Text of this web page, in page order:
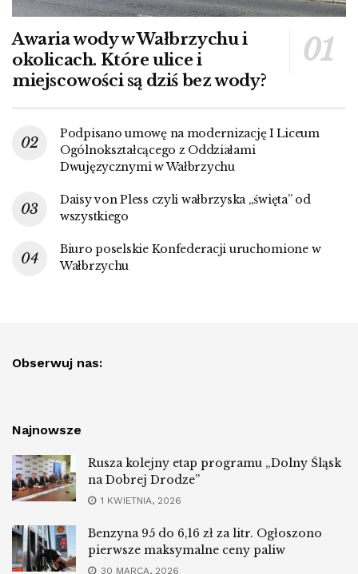
Awaria wody w Wałbrzychu i
okolicach. Które ulice i
miejscowości są dziś bez wody?
Podpisano umowę na modernizację I Liceum
Ogólnokształcącego z Oddziałami
Dwujęzycznymi w Wałbrzychu
Daisy von Pless czyli wałbrzyska „święta” od
wszystkiego
Biuro poselskie Konfederacji uruchomione w
Wałbrzychu
Obserwuj nas:
Najnowsze
Rusza kolejny etap programu „Dolny Śląsk
na Dobrej Drodze”
1 KWIETNIA, 2026
Benzyna 95 do 6,16 zł za litr. Ogłoszono
pierwsze maksymalne ceny paliw
30 MARCA, 2026